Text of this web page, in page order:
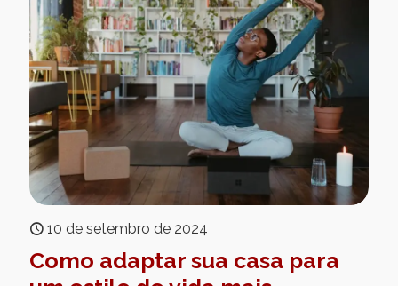
10 de setembro de 2024
Como adaptar sua casa para